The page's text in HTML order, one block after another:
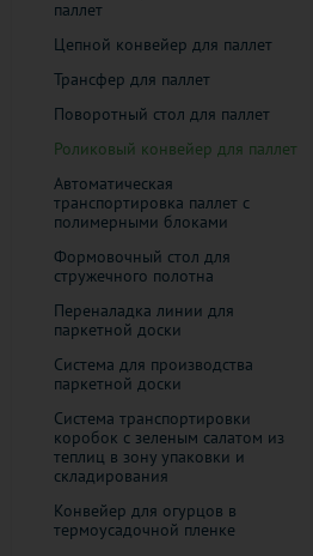
паллет
Цепной конвейер для паллет
Трансфер для паллет
Поворотный стол для паллет
Роликовый конвейер для паллет
Автоматическая
транспортировка паллет с
полимерными блоками
Формовочный стол для
стружечного полотна
Переналадка линии для
паркетной доски
Система для производства
паркетной доски
Система транспортировки
коробок с зеленым салатом из
теплиц в зону упаковки и
складирования
Конвейер для огурцов в
термоусадочной пленке